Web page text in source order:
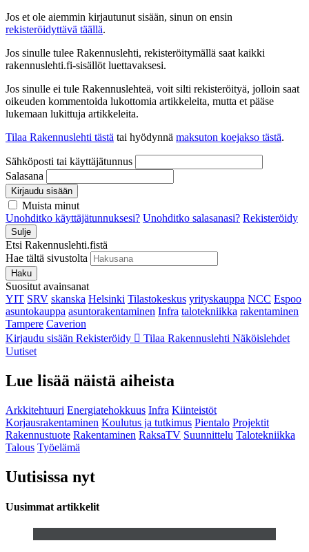
Jos et ole aiemmin kirjautunut sisään, sinun on ensin
rekisteröidyttävä täällä.
Jos sinulle tulee Rakennuslehti, rekisteröitymällä saat kaikki
rakennuslehti.fi-sisällöt luettavaksesi.
Jos sinulle ei tule Rakennuslehteä, voit silti rekisteröityä, jolloin saat
oikeuden kommentoida lukottomia artikkeleita, mutta et pääse
lukemaan lukittuja artikkeleita.
Tilaa Rakennuslehti tästä tai hyödynnä maksuton koejakso tästä.
Sähköposti tai käyttäjätunnus
Salasana
Kirjaudu sisään
Muista minut
Unohditko käyttäjätunnuksesi? Unohditko salasanasi? Rekisteröidy
Sulje
Etsi Rakennuslehti.fistä
Hae tältä sivustolta
Haku
Suositut avainsanat
YIT SRV skanska Helsinki Tilastokeskus yrityskauppa NCC Espoo
asuntokauppa asuntorakentaminen Infra talotekniikka rakentaminen
Tampere Caverion
Kirjaudu sisään Rekisteröidy Tilaa Rakennuslehti Näköislehdet
Uutiset
Lue lisää näistä aiheista
Arkkitehtuuri Energiatehokkuus Infra Kiinteistöt
Korjausrakentaminen Koulutus ja tutkimus Pientalo Projektit
Rakennustuote Rakentaminen RaksaTV Suunnittelu Talotekniikka
Talous Työelämä
Uutisissa nyt
Uusimmat artikkelit